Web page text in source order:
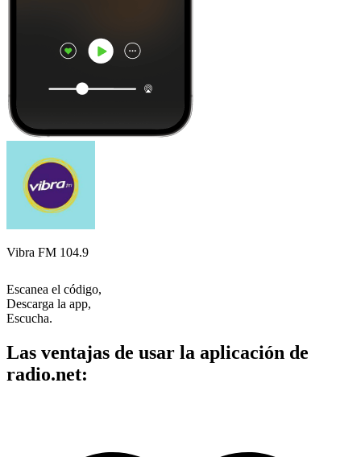
Vibra FM 104.9
Escanea el código,
Descarga la app,
Escucha.
Las ventajas de usar la aplicación de
radio.net: